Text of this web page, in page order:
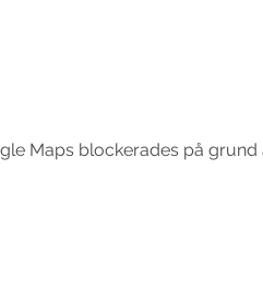
Maps blockerades på